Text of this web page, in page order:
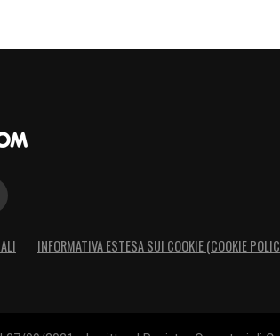
INFORMATIVA ESTESA SUI COOKIE (COOKIE